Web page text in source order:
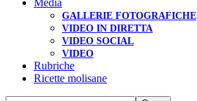
Media
GALLERIE FOTOGRAFICHE
VIDEO IN DIRETTA
VIDEO SOCIAL
VIDEO
Rubriche
Ricette molisane